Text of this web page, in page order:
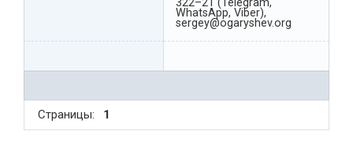
322–21 (Telegram,
WhatsApp, Viber),
sergey@ogaryshev.org
Страницы: 1